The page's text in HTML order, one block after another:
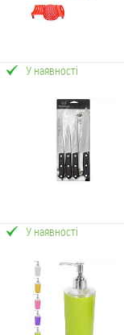
У наявності
У наявності